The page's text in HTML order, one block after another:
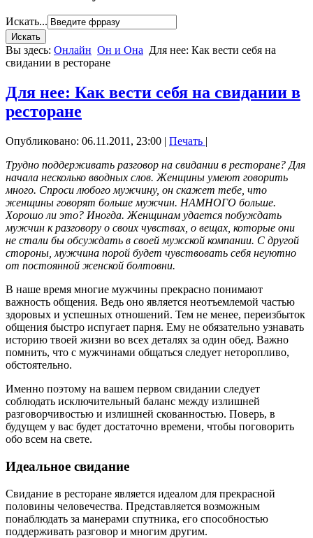
Искать...
Вы здесь: Онлайн Он и Она Для нее: Как вести себя на
свидании в ресторане
Для нее: Как вести себя на свидании в
ресторане
Опубликовано: 06.11.2011, 23:00 | Печать |
Трудно поддерживать разговор на свидании в ресторане? Для
начала несколько вводных слов. Женщины умеют говорить
много. Спроси любого мужчину, он скажет тебе, что
женщины говорят больше мужчин. НАМНОГО больше.
Хорошо ли это? Иногда. Женщинам удается побуждать
мужчин к разговору о своих чувствах, о вещах, которые они
не стали бы обсуждать в своей мужской компании. С другой
стороны, мужчина порой будет чувствовать себя неуютно
от постоянной женской болтовни.
В наше время многие мужчины прекрасно понимают
важность общения. Ведь оно является неотъемлемой частью
здоровых и успешных отношений. Тем не менее, переизбыток
общения быстро испугает парня. Ему не обязательно узнавать
историю твоей жизни во всех деталях за один обед. Важно
помнить, что с мужчинами общаться следует неторопливо,
обстоятельно.
Именно поэтому на вашем первом свидании следует
соблюдать исключительный баланс между излишней
разговорчивостью и излишней скованностью. Поверь, в
будущем у вас будет достаточно времени, чтобы поговорить
обо всем на свете.
Идеальное свидание
Свидание в ресторане является идеалом для прекрасной
половины человечества. Представляется возможным
понаблюдать за манерами спутника, его способностью
поддерживать разговор и многим другим.